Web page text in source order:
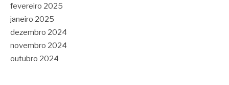
fevereiro 2025
janeiro 2025
dezembro 2024
novembro 2024
outubro 2024